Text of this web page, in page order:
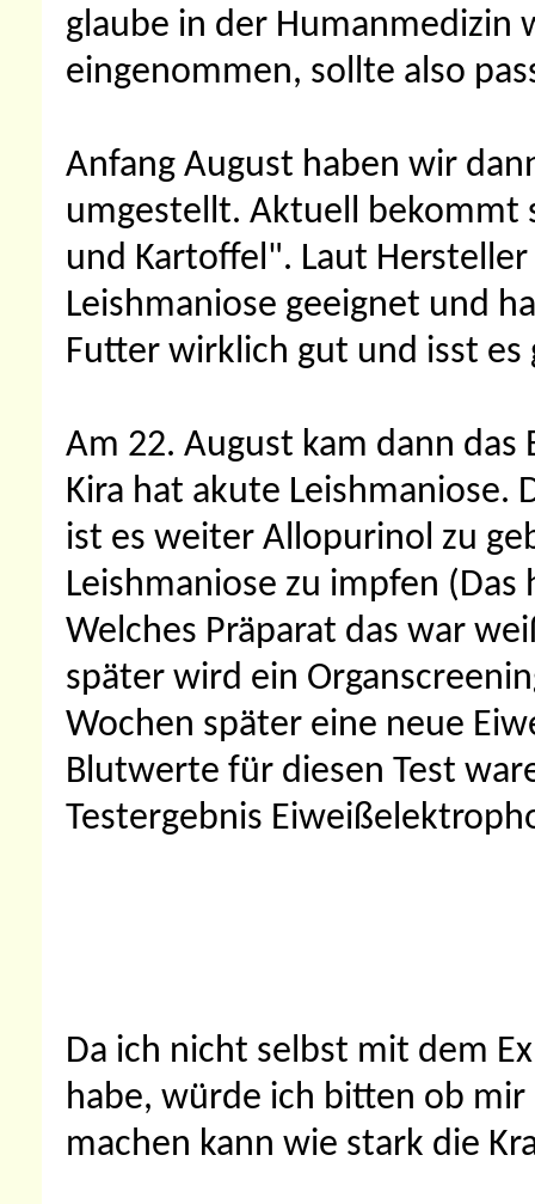
glaube in der Humanmedizin
eingenommen, sollte also
Anfang August haben wir
umgestellt. Aktuell bekommt
und Kartoffel". Laut
Leishmaniose geeignet und
Futter wirklich gut und isst es
Am 22. August kam dann
Kira hat akute Leishmaniose.
ist es weiter Allopurinol zu
Leishmaniose zu impfen
Welches Präparat das war
später wird ein
Wochen später eine neue
Blutwerte für diesen Test
Testergebnis
Da ich nicht selbst mit dem
habe, würde ich bitten ob
machen kann wie stark die